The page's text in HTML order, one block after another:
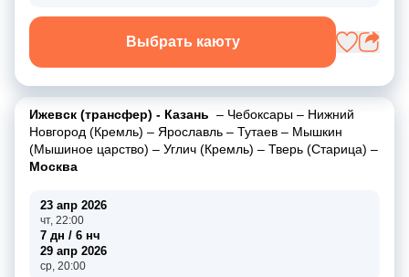
Выбрать каюту
Ижевск (трансфер) - Казань – Чебоксары – Нижний
Новгород (Кремль) – Ярославль – Тутаев – Мышкин
(Мышиное царство) – Углич (Кремль) – Тверь (Старица) –
Москва
23 апр 2026
чт, 22:00
7 дн / 6 нч
29 апр 2026
ср, 20:00